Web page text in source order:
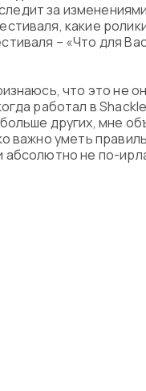
за
какие
– «Что для
что это не
работал в
других, мне
важно уметь
абсолютно не по-